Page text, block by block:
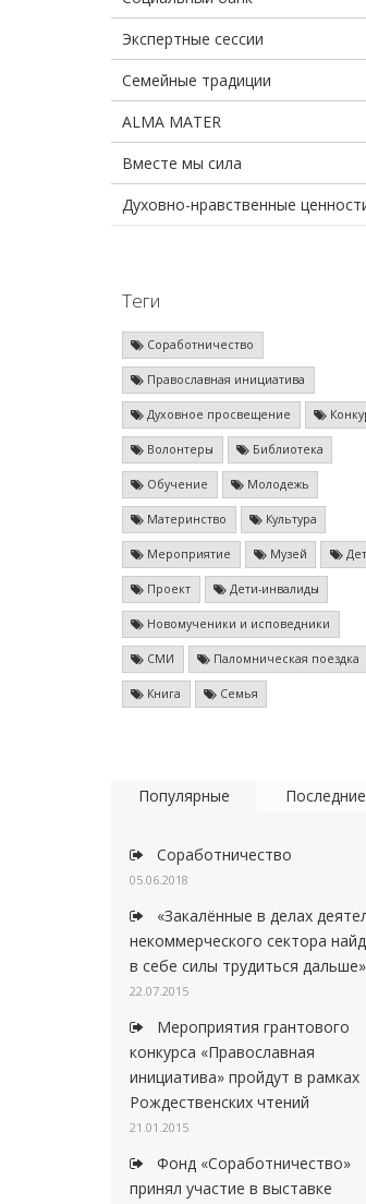
Экспертные сессии
Семейные традиции
ALMA MATER
Вместе мы сила
Духовно-нравственные
Теги
Соработничество
Православная инициатива
Духовное просвещение
Волонтеры Библиотека
Обучение Молодежь
Материнство Культура
Мероприятие Музей
Проект Дети-инвалиды
Новомученики и исповедники
СМИ Паломническая поездка
Книга Семья
Популярные Последние
Соработничество
05.06.2018
«Закалённые в делах
некоммерческого сектора
в себе силы трудиться дальше»
22.07.2015
Мероприятия грантового
конкурса «Православная
инициатива» пройдут в рамках
Рождественских чтений
21.01.2015
Фонд «Соработничество»
принял участие в выставке